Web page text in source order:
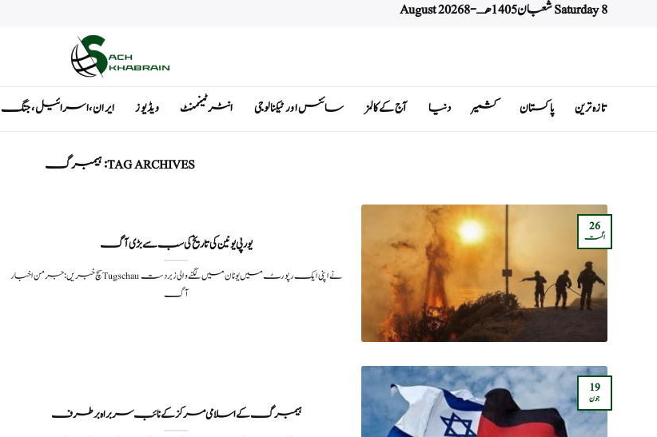
Saturday 8 شعبان 1405 هـ - 8 August 2026
تازہ ترین پاکستان کشمیر دنیا آج کے کالمز سائنس اور ٹیکنالوجی انٹرٹینمنٹ ویڈیوز ایران ، اسرائیل ، جنگ
TAG ARCHIVES: ہیمبرگ
یورپی یونین کی تاریخ کی سب سے بڑی آگ
سچ خبریں:جرمن اخبار Tugschau نے اپنی ایک رپورٹ میں یونان میں لگنے والی زبردست
آگ
26
اگست
ہیمبرگ کے اسلامی مرکز کے نائب سربراہ برطرف
19
جون